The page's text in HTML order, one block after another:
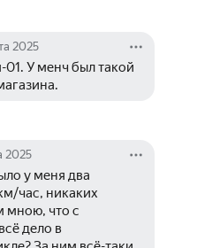
2025
У менч был такой
2025
у меня два
час, никаких
мною, что с
дело в